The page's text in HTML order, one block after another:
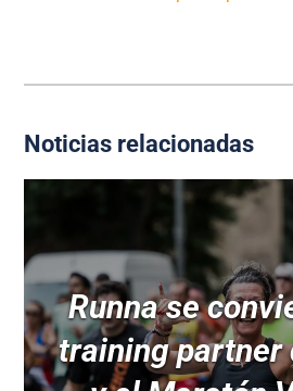
Noticias relacionadas
Runna se
training partner